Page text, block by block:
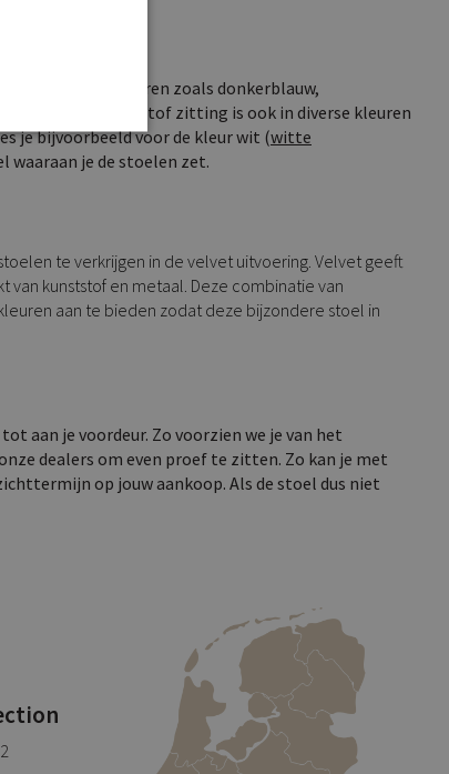
kies je voor kleuren zoals donkerblauw,
met de kunststof zitting is ook in diverse kleuren
je bijvoorbeeld voor de kleur wit (witte
waaraan je de stoelen zet.
te verkrijgen in de velvet uitvoering. Velvet geeft
kunststof en metaal. Deze combinatie van
aan te bieden zodat deze bijzondere stoel in
aan je voordeur. Zo voorzien we je van het
dealers om even proef te zitten. Zo kan je met
op jouw aankoop. Als de stoel dus niet